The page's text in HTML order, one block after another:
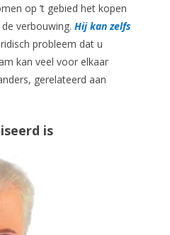
op ’t gebied het kopen
verbouwing. Hij kan zelfs
probleem dat u
kan veel voor elkaar
gerelateerd aan
is